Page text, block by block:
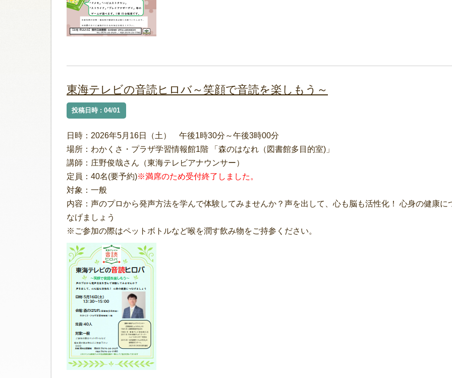
東海テレビの音読ヒロバ～笑顔で音読を楽しもう～
投稿日時 : 04/01
日時：2026年5月16日（土） 午後1時30分～午後3時00分
場所：わかくさ・プラザ学習情報館1階 「森のはなれ（図書館多目的室)」
講師：庄野俊哉さん（東海テレビアナウンサー）
定員：40名(要予約)※満席のため受付終了しました。
対象：一般
内容：声のプロから発声方法を学んで体験してみませんか？声を出して、心も脳も活性化！ 心身の健康に
なげましょう
※ご参加の際はペットボトルなど喉を潤す飲み物をご持参ください。